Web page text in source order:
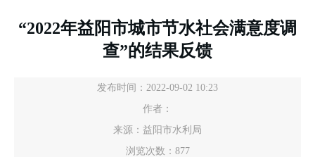
“2022年益阳市城市节水社会满意度调
查”的结果反馈
发布时间：2022-09-02 10:23
作者：
来源：益阳市水利局
浏览次数： 877